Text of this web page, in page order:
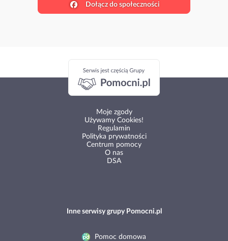
Dołącz do społeczności
Moje zgody
Używamy Cookies!
Regulamin
Polityka prywatności
Centrum pomocy
O nas
DSA
Inne serwisy grupy Pomocni.pl
Pomoc domowa